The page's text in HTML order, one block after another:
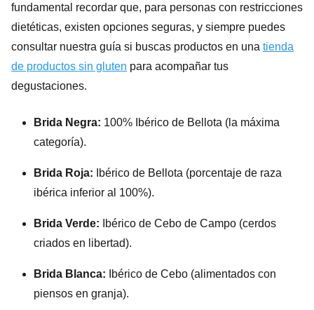
fundamental recordar que, para personas con restricciones
dietéticas, existen opciones seguras, y siempre puedes
consultar nuestra guía si buscas productos en una tienda
de productos sin gluten para acompañar tus
degustaciones.
Brida Negra: 100% Ibérico de Bellota (la máxima
categoría).
Brida Roja: Ibérico de Bellota (porcentaje de raza
ibérica inferior al 100%).
Brida Verde: Ibérico de Cebo de Campo (cerdos
criados en libertad).
Brida Blanca: Ibérico de Cebo (alimentados con
piensos en granja).